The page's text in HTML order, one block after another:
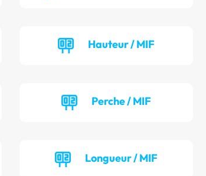
Hauteur / MIF
Perche / MIF
Longueur / MIF